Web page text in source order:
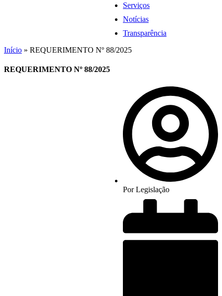
Serviços
Notícias
Transparência
Início » REQUERIMENTO Nº 88/2025
REQUERIMENTO Nº 88/2025
PorLegislação